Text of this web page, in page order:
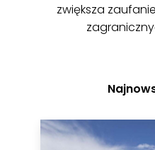
zwiększa